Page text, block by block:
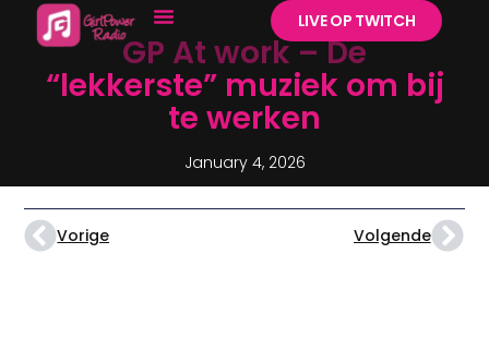
LIVE OP TWITCH
GP At work – De
“lekkerste” muziek om bij
te werken
January 4, 2026
Vorige Volgende